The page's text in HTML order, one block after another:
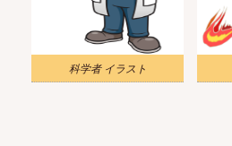
科学者 イラスト